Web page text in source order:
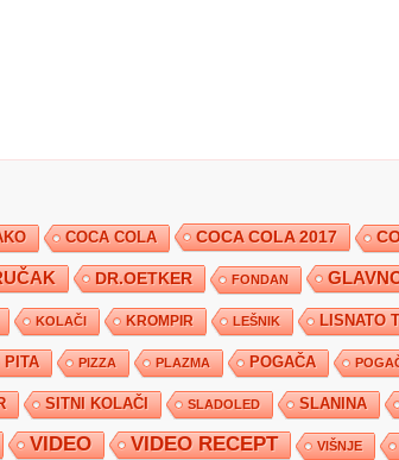
COCA COLA COCA COLA 2017
DR.OETKER FONDAN
KOLAČI KROMPIR LEŠNIK LISNATO
PITA PIZZA PLAZMA POGAČA
SITNI KOLAČI SLADOLED SLANINA
VIDEO VIDEO RECEPT VIŠNJE